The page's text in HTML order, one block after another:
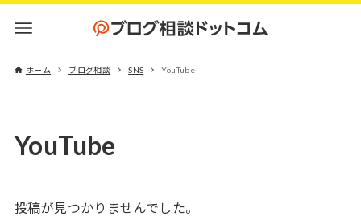
ホーム ブログ相談 SNS YouTube
YouTube
投稿が見つかりませんでした。